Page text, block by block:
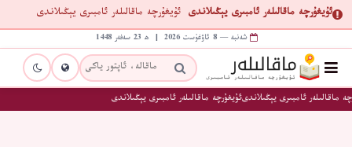
ئۇيغۇرچە ماقالىلەر ئامبىرى يېڭىلاندى ئۇيغۇرچە ماقالىلەر ئامبىرى يېڭىلاندى
شەنبە — 8 ئاۋغۇست 2026 | ھ 23 سەفەر 1448
ماقالىلەر ئامبىرى يېڭىلاندىئۇيغۇرچە ماقالىلەر ئامبىرى يېڭىلاندى